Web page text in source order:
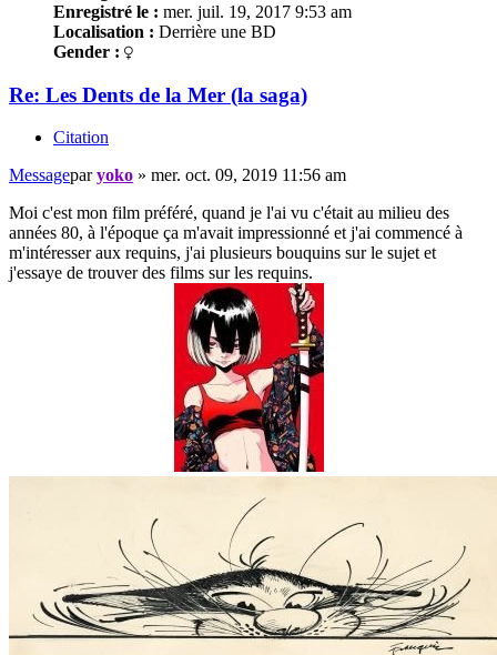
Enregistré le : mer. juil. 19, 2017 9:53 am
Localisation : Derrière une BD
Gender :
Re: Les Dents de la Mer (la saga)
Citation
Messageparyoko » mer. oct. 09, 2019 11:56 am
Moi c'est mon film préféré, quand je l'ai vu c'était au milieu des
années 80, à l'époque ça m'avait impressionné et j'ai commencé à
m'intéresser aux requins, j'ai plusieurs bouquins sur le sujet et
j'essaye de trouver des films sur les requins.